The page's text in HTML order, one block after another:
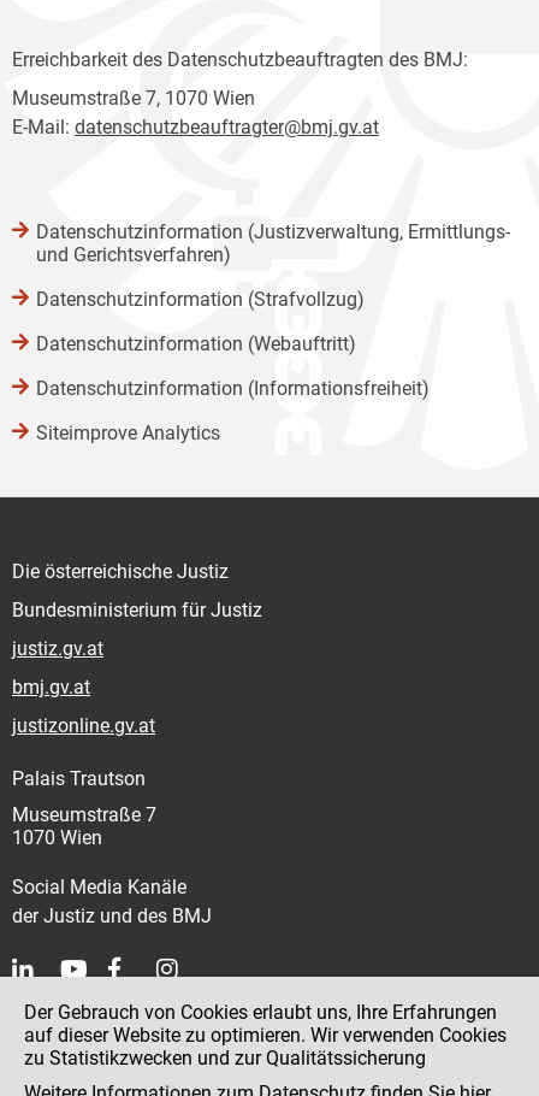
Erreichbarkeit des Datenschutzbeauftragten des BMJ:
Museumstraße 7, 1070 Wien
E-Mail: datenschutzbeauftragter@bmj.gv.at
Datenschutzinformation (Justizverwaltung, Ermittlungs-
und Gerichtsverfahren)
Datenschutzinformation (Strafvollzug)
Datenschutzinformation (Webauftritt)
Datenschutzinformation (Informationsfreiheit)
Siteimprove Analytics
Die österreichische Justiz
Bundesministerium für Justiz
justiz.gv.at
bmj.gv.at
justizonline.gv.at
Palais Trautson
Museumstraße 7
1070 Wien
Social Media Kanäle
der Justiz und des BMJ
Kontakt
Impressum
Der Gebrauch von Cookies erlaubt uns, Ihre Erfahrungen
auf dieser Website zu optimieren. Wir verwenden Cookies
zu Statistikzwecken und zur Qualitätssicherung